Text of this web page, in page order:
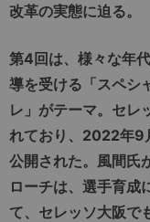
改革の実態に迫る。
第4回は、様々な年
導を受ける「スペシ
レ」がテーマ。セレ
れており、2022年9
公開された。風間氏
ローチは、選手育成
て、セレッソ大阪で